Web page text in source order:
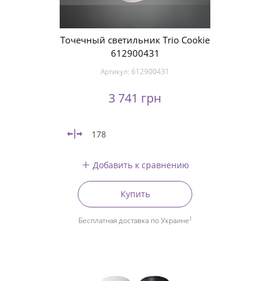
Точечный светильник Trio Cookie
612900431
Артикул: 612900431
3 741 грн
178
Добавить к сравнению
Купить
Бесплатная доставка по Украине1